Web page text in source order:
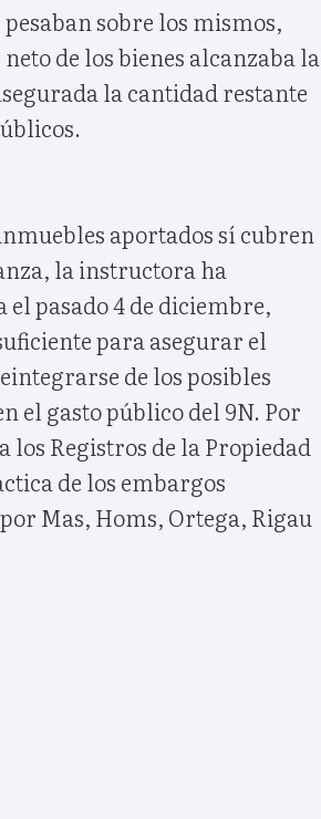
sobre los mismos,
de los bienes alcanzaba la
la cantidad restante
aportados sí cubren
la instructora ha
pasado 4 de diciembre,
para asegurar el
de los posibles
el gasto público del 9N. Por
Registros de la Propiedad
de los embargos
Mas, Homs, Ortega, Rigau